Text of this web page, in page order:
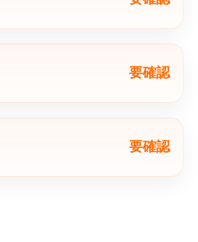
要確認
要確認